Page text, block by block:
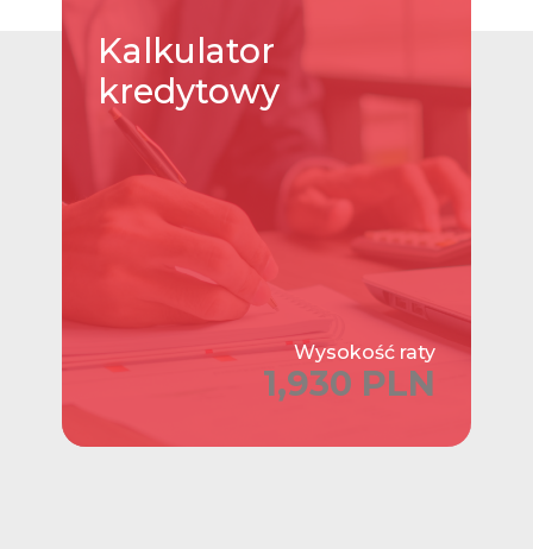
Kalkulator
kredytowy
Wysokość raty
1,930 PLN